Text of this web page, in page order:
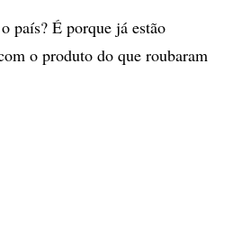
país? É porque já estão
o produto do que roubaram